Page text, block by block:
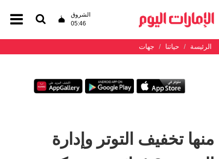
الشروق
05:46
الرئيسة حياتنا جهات
منها تخفيف التوتر وإدارة